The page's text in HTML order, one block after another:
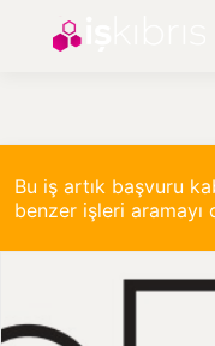
Bu iş artık başvuru
benzer işleri aramayı